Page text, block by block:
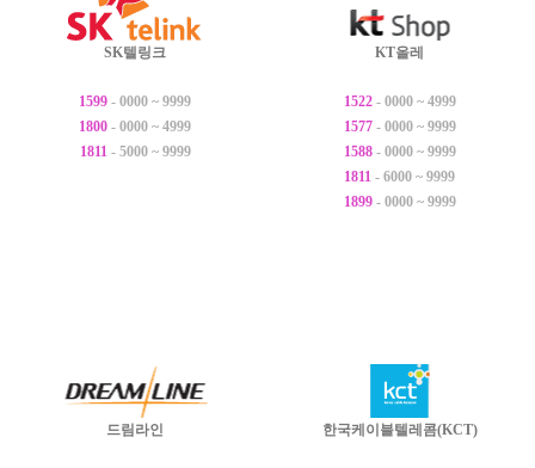
SK텔링크
1599 - 0000 ~ 9999
1800 - 0000 ~ 4999
1811- 5000 ~ 9999
KT올레
1522- 0000 ~ 4999
1577- 0000 ~ 9999
1588- 0000 ~ 9999
1811 - 6000 ~ 9999
1899- 0000 ~ 9999
드림라인 한국케이블텔레콤(KCT)